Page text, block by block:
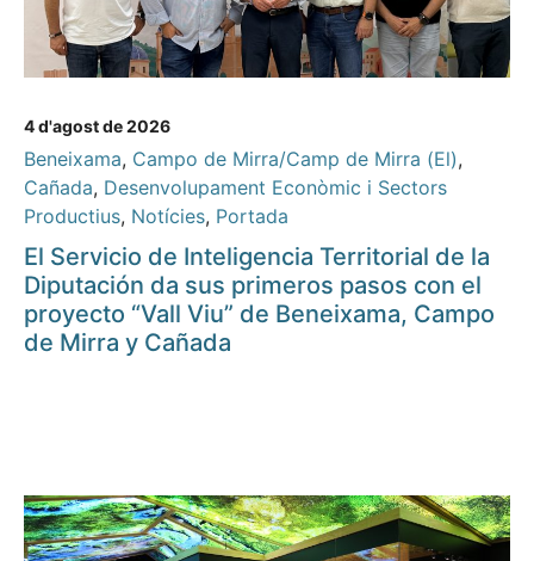
4 d'agost de 2026
Beneixama, Campo de Mirra/Camp de Mirra (El),
Cañada, Desenvolupament Econòmic i Sectors
Productius, Notícies, Portada
El Servicio de Inteligencia Territorial de la
Diputación da sus primeros pasos con el
proyecto “Vall Viu” de Beneixama, Campo
de Mirra y Cañada